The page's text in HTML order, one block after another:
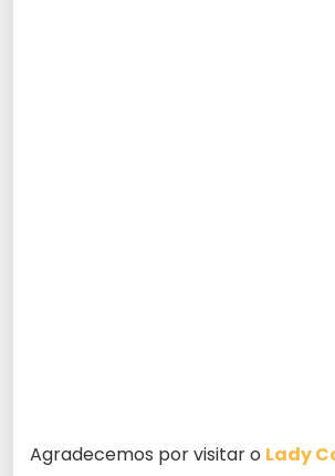
Agradecemos por visitar o Lady